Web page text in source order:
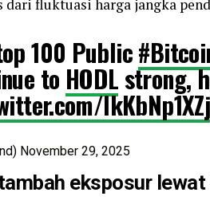
dari fluktuasi harga jangka
100 Public
to HODLstrong,
IkKbNp1XZj
November 29, 2025
eksposur